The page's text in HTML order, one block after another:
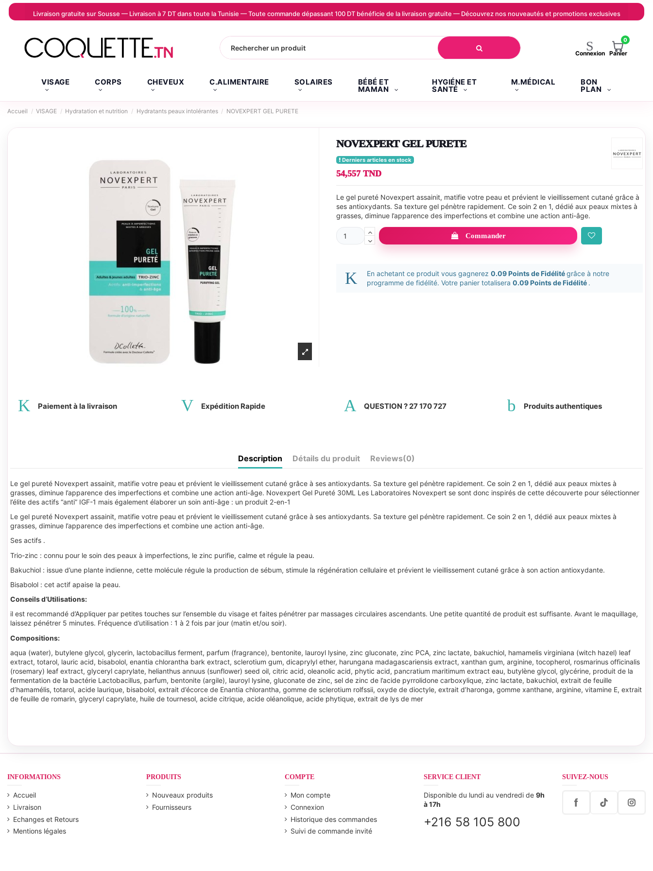
Livraison gratuite sur Sousse — Livraison à 7 DT dans toute la Tunisie — Toute commande dépassant 100 DT bénéficie de la livraison gratuite — Découvrez nos nouveautés et promotions exclusives
Connexion
0
Panier
VISAGE CORPS CHEVEUX C.ALIMENTAIRE SOLAIRES BÉBÉ ET
MAMAN
HYGIÉNE ET
SANTÉ
M.MÉDICAL BON
PLAN
Accueil VISAGE Hydratation et nutrition Hydratants peaux intolérantes NOVEXPERT GEL PURETE
NOVEXPERT GEL PURETE
Derniers articles en stock
54,557 TND
Le gel pureté Novexpert assainit, matifie votre peau et prévient le vieillissement cutané grâce à
ses antioxydants. Sa texture gel pénètre rapidement. Ce soin 2 en 1, dédié aux peaux mixtes à
grasses, diminue l’apparence des imperfections et combine une action anti-âge.
Commander
En achetant ce produit vous gagnerez 0.09 Points de Fidélitégrâce à notre
programme de fidélité. Votre panier totalisera 0.09 Points de Fidélité .
Paiement à la livraison Expédition Rapide QUESTION ? 27 170 727 Produits authentiques
Description Détails du produit Reviews(0)
Le gel pureté Novexpert assainit, matifie votre peau et prévient le vieillissement cutané grâce à ses antioxydants. Sa texture gel pénètre rapidement. Ce soin 2 en 1, dédié aux peaux mixtes à
grasses, diminue l’apparence des imperfections et combine une action anti-âge. Novexpert Gel Pureté 30ML Les Laboratoires Novexpert se sont donc inspirés de cette découverte pour sélectionner
l’élite des actifs “anti” IGF-1 mais également élaborer un soin anti-âge : un produit 2-en-1
Le gel pureté Novexpert assainit, matifie votre peau et prévient le vieillissement cutané grâce à ses antioxydants. Sa texture gel pénètre rapidement. Ce soin 2 en 1, dédié aux peaux mixtes à
grasses, diminue l’apparence des imperfections et combine une action anti-âge.
Ses actifs .
Trio-zinc : connu pour le soin des peaux à imperfections, le zinc purifie, calme et régule la peau.
Bakuchiol : issue d’une plante indienne, cette molécule régule la production de sébum, stimule la régénération cellulaire et prévient le vieillissement cutané grâce à son action antioxydante.
Bisabolol : cet actif apaise la peau.
Conseils d’Utilisations:
il est recommandé d’Appliquer par petites touches sur l’ensemble du visage et faites pénétrer par massages circulaires ascendants. Une petite quantité de produit est suffisante. Avant le maquillage,
laissez pénétrer 5 minutes. Fréquence d’utilisation : 1 à 2 fois par jour (matin et/ou soir).
Compositions:
aqua (water), butylene glycol, glycerin, lactobacillus ferment, parfum (fragrance), bentonite, lauroyl lysine, zinc gluconate, zinc PCA, zinc lactate, bakuchiol, hamamelis virginiana (witch hazel) leaf
extract, totarol, lauric acid, bisabolol, enantia chlorantha bark extract, sclerotium gum, dicaprylyl ether, harungana madagascariensis extract, xanthan gum, arginine, tocopherol, rosmarinus officinalis
(rosemary) leaf extract, glyceryl caprylate, helianthus annuus (sunflower) seed oil, citric acid, oleanolic acid, phytic acid, pancratium maritimum extract eau, butylène glycol, glycérine, produit de la
fermentation de la bactérie Lactobacillus, parfum, bentonite (argile), lauroyl lysine, gluconate de zinc, sel de zinc de l’acide pyrrolidone carboxylique, zinc lactate, bakuchiol, extrait de feuille
d’hamamélis, totarol, acide laurique, bisabolol, extrait d’écorce de Enantia chlorantha, gomme de sclerotium rolfssii, oxyde de dioctyle, extrait d’haronga, gomme xanthane, arginine, vitamine E, extrait
de feuille de romarin, glyceryl caprylate, huile de tournesol, acide citrique, acide oléanolique, acide phytique, extrait de lys de mer
INFORMATIONS
Accueil
Livraison
Echanges et Retours
Mentions légales
PRODUITS
Nouveaux produits
Fournisseurs
COMPTE
Mon compte
Connexion
Historique des commandes
Suivi de commande invité
SERVICE CLIENT
Disponible du lundi au vendredi de 9h
à 17h
+216 58 105 800
SUIVEZ-NOUS